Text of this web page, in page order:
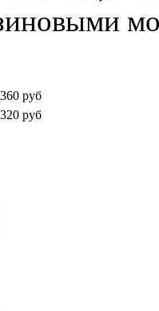
360 руб
320 руб